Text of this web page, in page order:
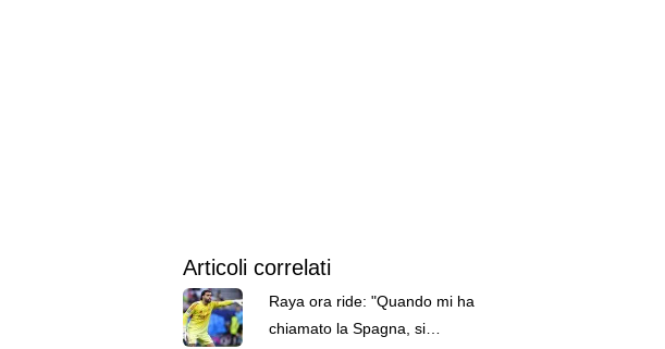
Articoli correlati
Raya ora ride: "Quando mi ha
chiamato la Spagna, si